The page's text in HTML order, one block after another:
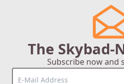
The Skybad-
Subscribe now and